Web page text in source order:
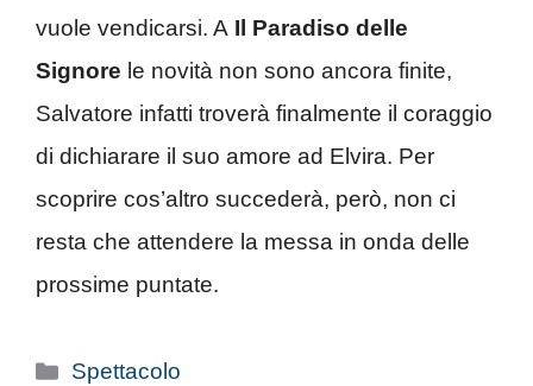
vuole vendicarsi. A Il Paradiso delle
Signore le novità non sono ancora finite,
Salvatore infatti troverà finalmente il coraggio
di dichiarare il suo amore ad Elvira. Per
scoprire cos’altro succederà, però, non ci
resta che attendere la messa in onda delle
prossime puntate.
Categorie
Spettacolo